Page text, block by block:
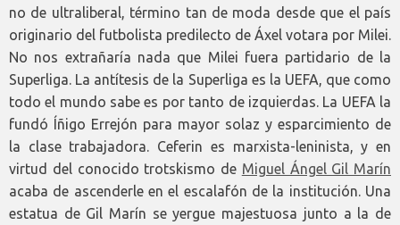
no de ultraliberal, término tan de moda desde que el país
originario del futbolista predilecto de Áxel votara por Milei.
No nos extrañaría nada que Milei fuera partidario de la
Superliga. La antítesis de la Superliga es la UEFA, que como
todo el mundo sabe es por tanto de izquierdas. La UEFA la
fundó Íñigo Errejón para mayor solaz y esparcimiento de
la clase trabajadora. Ceferin es marxista-leninista, y en
virtud del conocido trotskismo de Miguel Ángel Gil Marín
acaba de ascenderle en el escalafón de la institución. Una
estatua de Gil Marín se yergue majestuosa junto a la de